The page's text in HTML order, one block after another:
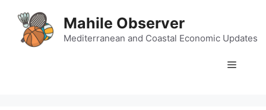
content
Mahile Observer
Mediterranean and Coastal Economic Updates
Menu